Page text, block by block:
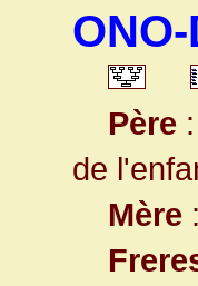
Père :
de
Mère :